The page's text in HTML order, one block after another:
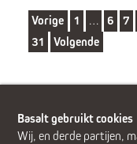
Vorige 1 … 6 7
31
Volgende
Basalt gebruikt cookies
Wij, en derde partijen,